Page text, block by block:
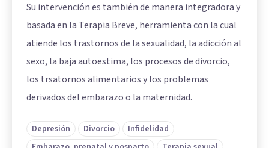
Su intervención es también de manera integradora y
basada en la Terapia Breve, herramienta con la cual
atiende los trastornos de la sexualidad, la adicción al
sexo, la baja autoestima, los procesos de divorcio,
los trsatornos alimentarios y los problemas
derivados del embarazo o la maternidad.
Depresión Divorcio
Infidelidad